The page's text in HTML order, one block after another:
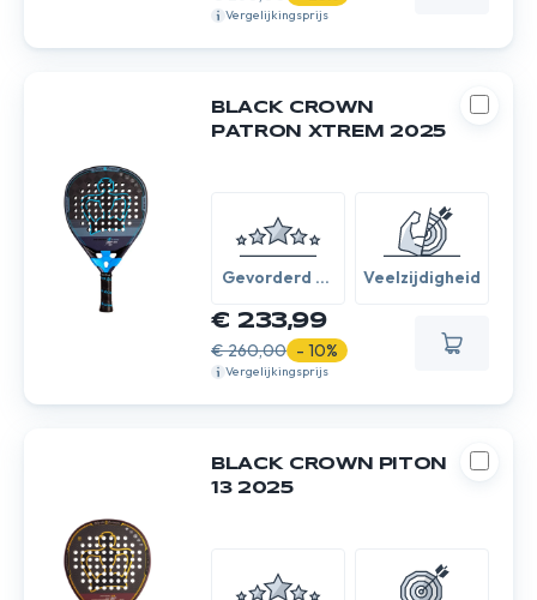
Vergelijkingsprijs
BLACK CROWN
PATRON XTREM 2025
Gevorderd /
Veelzijdigheid
€ 233,99
€ 260,00 - 10%
Vergelijkingsprijs
BLACK CROWN PITON
13 2025